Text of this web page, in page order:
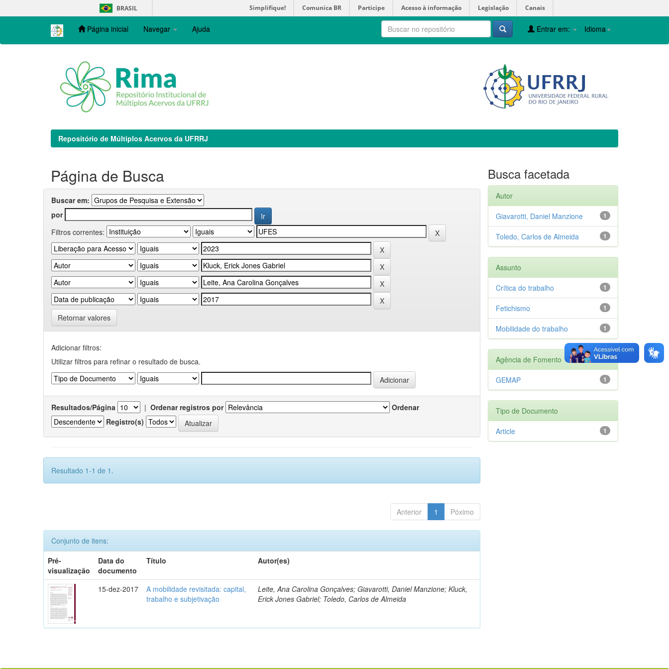
navigation
BRASIL Simplifique! Comunica BR Participe Acesso à informação Legislação Canais
Página inicial Navegar Ajuda Idioma
Entrar em:
Repositório de Múltiplos Acervos da UFRRJ
Página de Busca
Buscar em:
por
Filtros correntes:
Retornar valores
Adicionar filtros:
Utilizar filtros para refinar o resultado de busca.
Resultados/Página | Ordenar registros por
Ordenar
Registro(s)
Resultado 1-1 de 1.
Anterior 1 Póximo
Conjunto de itens:
Pré-
visualização
Data do
documento
Título Autor(es)
15-dez-2017
A mobilidade revisitada: capital,
trabalho e subjetivação
Leite, Ana Carolina Gonçalves; Giavarotti, Daniel Manzione; Kluck,
Erick Jones Gabriel; Toledo, Carlos de Almeida
Busca facetada
Autor
1
Giavarotti, Daniel Manzione
1
Toledo, Carlos de Almeida
Assunto
1
Crítica do trabalho
1
Fetichismo
1
Mobilidade do trabalho
Agência de Fomento
1
GEMAP
Tipo de Documento
1
Article